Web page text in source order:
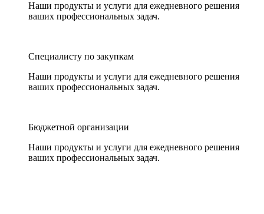
Наши продукты и услуги для ежедневного решения
ваших профессиональных задач.
Специалисту по закупкам
Наши продукты и услуги для ежедневного решения
ваших профессиональных задач.
Бюджетной организации
Наши продукты и услуги для ежедневного решения
ваших профессиональных задач.